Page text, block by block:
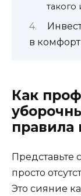
такого
в
Как
правила
Представьте
просто
Это сияние